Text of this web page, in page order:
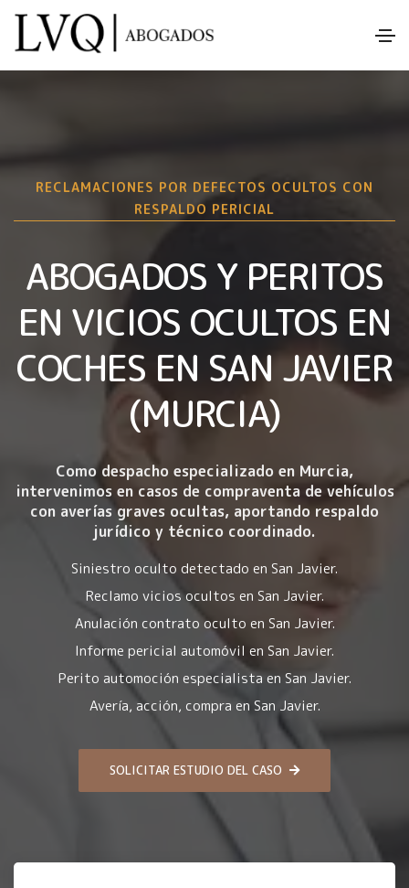
RECLAMACIONES POR DEFECTOS OCULTOS CON
RESPALDO PERICIAL
ABOGADOS Y PERITOS
EN VICIOS OCULTOS EN
COCHES EN SAN JAVIER
(MURCIA)
Como despacho especializado en Murcia,
intervenimos en casos de compraventa de vehículos
con averías graves ocultas, aportando respaldo
jurídico y técnico coordinado.
Siniestro oculto detectado en San Javier.
Reclamo vicios ocultos en San Javier.
Anulación contrato oculto en San Javier.
Informe pericial automóvil en San Javier.
Perito automoción especialista en San Javier.
Avería, acción, compra en San Javier.
SOLICITAR ESTUDIO DEL CASO